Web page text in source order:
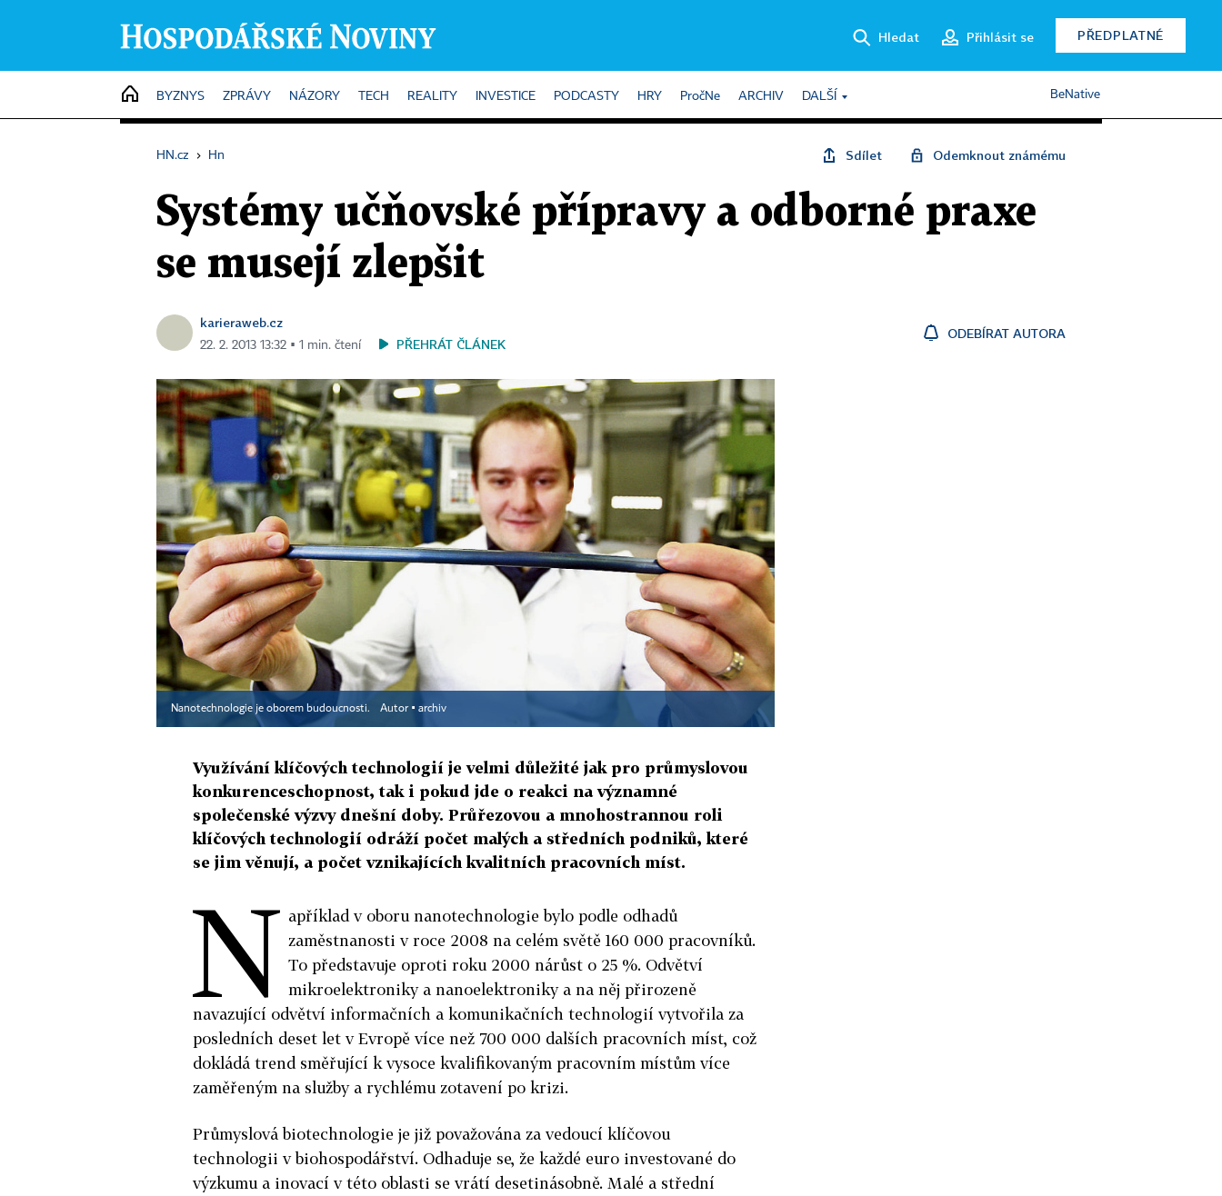
Hledat Přihlásit se PŘEDPLATNÉ
HOME
BYZNYS ZPRÁVY NÁZORY TECH REALITY INVESTICE PODCASTY HRY PročNe ARCHIV DALŠÍ BeNative
HN.cz › Hn Sdílet Odemknout známému
Systémy učňovské přípravy a odborné praxe
se musejí zlepšit
karieraweb.cz
22. 2. 2013 13:32 ▪ 1 min. čtení PŘEHRÁT ČLÁNEK
ODEBÍRAT AUTORA
Nanotechnologie je oborem budoucnosti. Autor ▪ archiv
Využívání klíčových technologií je velmi důležité jak pro průmyslovou
konkurenceschopnost, tak i pokud jde o reakci na významné
společenské výzvy dnešní doby. Průřezovou a mnohostrannou roli
klíčových technologií odráží počet malých a středních podniků, které
se jim věnují, a počet vznikajících kvalitních pracovních míst.
N apříklad v oboru nanotechnologie bylo podle odhadů
zaměstnanosti v roce 2008 na celém světě 160 000 pracovníků.
To představuje oproti roku 2000 nárůst o 25 %. Odvětví
mikroelektroniky a nanoelektroniky a na něj přirozeně
navazující odvětví informačních a komunikačních technologií vytvořila za
posledních deset let v Evropě více než 700 000 dalších pracovních míst, což
dokládá trend směřující k vysoce kvalifikovaným pracovním místům více
zaměřeným na služby a rychlému zotavení po krizi.
Průmyslová biotechnologie je již považována za vedoucí klíčovou
technologii v biohospodářství. Odhaduje se, že každé euro investované do
výzkumu a inovací v této oblasti se vrátí desetinásobně. Malé a střední